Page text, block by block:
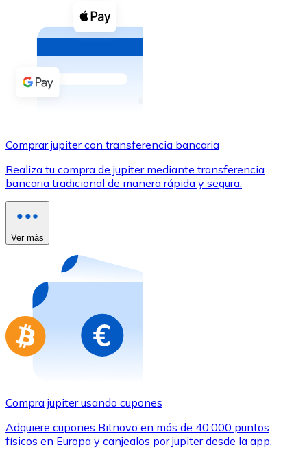
Compra criptomonedas con efectivo en tu tienda más
Comprar con efectivo
Transferencia SEPA
Utiliza tarjetas Visa y Mastercard para comprar
Comprar con tarjeta
Compra tarjetas regalo de tus marcas favoritas con
Ir a la tienda de tarjetas regalo
Comprar jupiter con transferencia bancaria
Realiza tu compra de jupiter mediante transferencia
bancaria tradicional de manera rápida y segura.
Ver más
Compra jupiter usando cupones
Adquiere cupones Bitnovo en más de 40.000 puntos
físicos en Europa y canjealos por jupiter desde la app.